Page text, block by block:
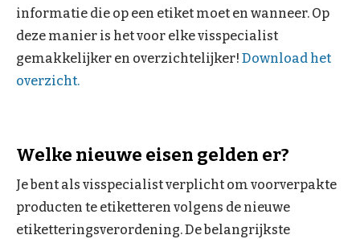
informatie die op een etiket moet en wanneer. Op
deze manier is het voor elke visspecialist
gemakkelijker en overzichtelijker! Download het
overzicht.
Welke nieuwe eisen gelden er?
Je bent als visspecialist verplicht om voorverpakte
producten te etiketteren volgens de nieuwe
etiketteringsverordening. De belangrijkste